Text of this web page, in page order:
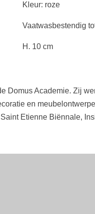
Kleur: roze
Vaatwasbestendig
H. 10 cm
Domus Academie. Zij
en
Etienne Biënnale,